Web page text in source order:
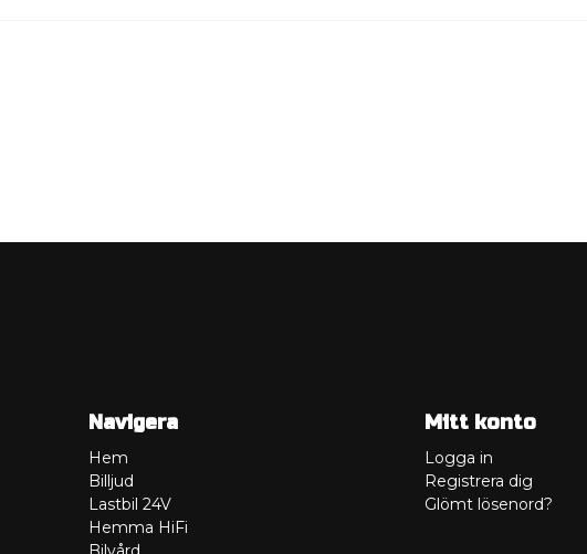
Navigera
Hem
Billjud
Lastbil 24V
Hemma HiFi
Mitt konto
Logga in
Registrera dig
Glömt lösenord?